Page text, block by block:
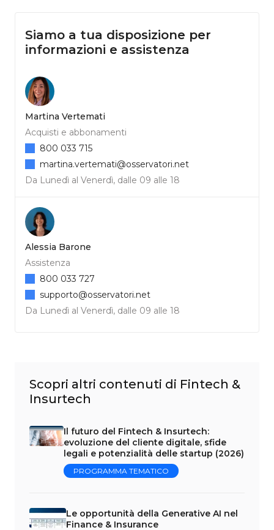
Siamo a tua disposizione per
informazioni e assistenza
Martina Vertemati
Acquisti e abbonamenti
Da Lunedì al Venerdì, dalle 09 alle 18
800 033 715
martina.vertemati@osservatori.net
Alessia Barone
Assistenza
Da Lunedì al Venerdì, dalle 09 alle 18
800 033 727
supporto@osservatori.net
Scopri altri contenuti di Fintech &
Insurtech
Il futuro del Fintech & Insurtech:
evoluzione del cliente digitale, sfide
legali e potenzialità delle startup (2026)
PROGRAMMA TEMATICO
Le opportunità della Generative AI nel
Finance & Insurance